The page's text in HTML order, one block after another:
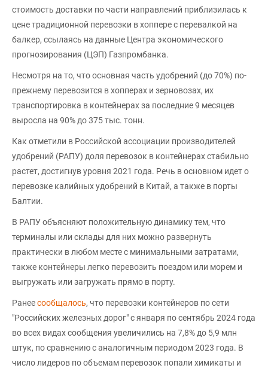
стоимость доставки по части направлений приблизилась к
цене традиционной перевозки в хоппере с перевалкой на
балкер, ссылаясь на данные Центра экономического
прогнозирования (ЦЭП) Газпромбанка.
Несмотря на то, что основная часть удобрений (до 70%) по-
прежнему перевозится в хопперах и зерновозах, их
транспортировка в контейнерах за последние 9 месяцев
выросла на 90% до 375 тыс. тонн.
Как отметили в Российской ассоциации производителей
удобрений (РАПУ) доля перевозок в контейнерах стабильно
растет, достигнув уровня 2021 года. Речь в основном идет о
перевозке калийных удобрений в Китай, а также в порты
Балтии.
В РАПУ объясняют положительную динамику тем, что
терминалы или склады для них можно развернуть
практически в любом месте с минимальными затратами,
также контейнеры легко перевозить поездом или морем и
выгружать или загружать прямо в порту.
Ранеесообщалось, что перевозки контейнеров по сети
"Российских железных дорог" с января по сентябрь 2024 года
во всех видах сообщения увеличились на 7,8% до 5,9 млн
штук, по сравнению с аналогичным периодом 2023 года. В
число лидеров по объемам перевозок попали химикаты и